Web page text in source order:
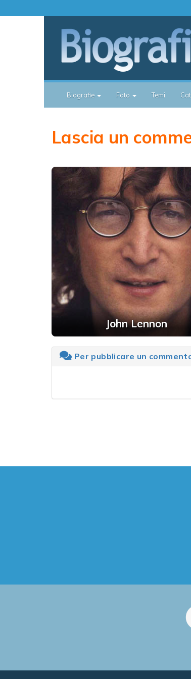
Biografie Foto Temi
Lascia un
John Lennon
Per pubblicare un